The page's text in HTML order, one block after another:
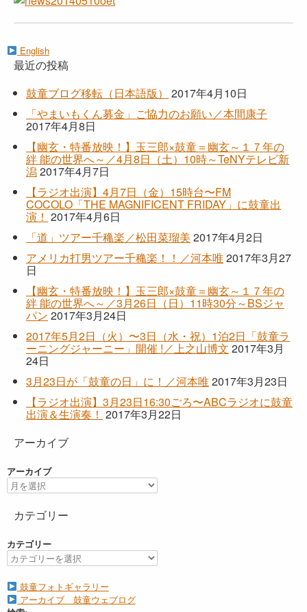
English
最近の投稿
鼓童ブログ移転（日本語版）
2017年4月10日
「やまいもくん募金」ご協力のお願い／本間康子
2017年4月8日
【幽玄・特番放映！】玉三郎×鼓童＝幽玄～１７年の
絆 能の世界へ～／4月8日（土）10時～TeNYテレビ新
潟2017年4月7日
【ラジオ出演】4月7日（金）15時台〜FM
COCOLO「THE MAGNIFICENT FRIDAY」に鼓童出
演！ 2017年4月6日
「道」ツアー千穐楽／松田菜瑠美 2017年4月2日
アメリカ打男ツアー千穐楽！！／河本唯2017年3月27
日
【幽玄・特番放映！】玉三郎×鼓童＝幽玄～１７年の
絆 能の世界へ～／3月26日（日）11時30分～BSジャ
パン 2017年3月24日
2017年5月2日（火）〜3日（水・祝）1泊2日「鼓童ラ
ーニングジャーニー」開催 !／上之山博文 2017年3月
24日
3月23日が「鼓童の日」に！／河本唯2017年3月23日
【ラジオ出演】3月23日16:30ごろ〜ABCラジオに鼓童
出演＆生演奏！ 2017年3月22日
アーカイブ
アーカイブ
カテゴリー
カテゴリー
鼓童フォトギャラリー
アーカイブ 鼓童ウェブログ